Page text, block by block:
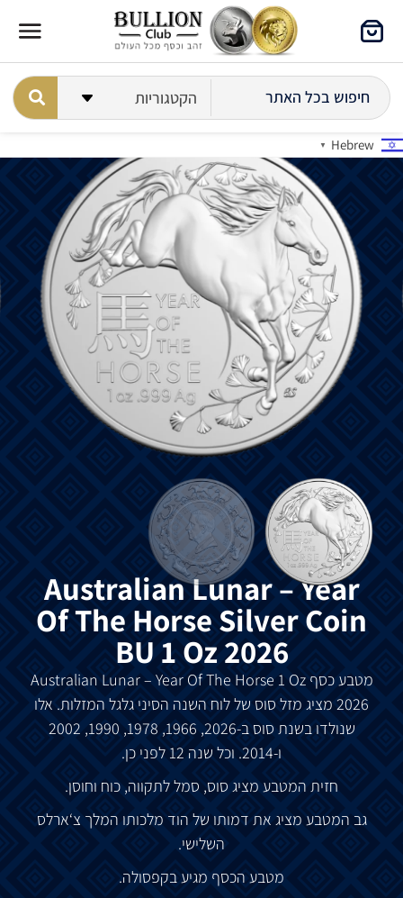
Hebrew
▼
Australian Lunar – Year
Of The Horse Silver Coin
BU 1 Oz 2026
מטבע כסף Australian Lunar – Year Of The Horse 1 Oz
2026 מציג מזל סוס של לוח השנה הסיני גלגל המזלות. אלו
שנולדו בשנת סוס ב-2026, 1966, 1978, 1990, 2002
ו-2014. וכל שנה 12 לפני כן.
חזית המטבע מציג סוס, סמל לתקווה, כוח וחוסן.
גב המטבע מציג את דמותו של הוד מלכותו המלך צ‘ארלס
השלישי.
מטבע הכסף מגיע בקפסולה.